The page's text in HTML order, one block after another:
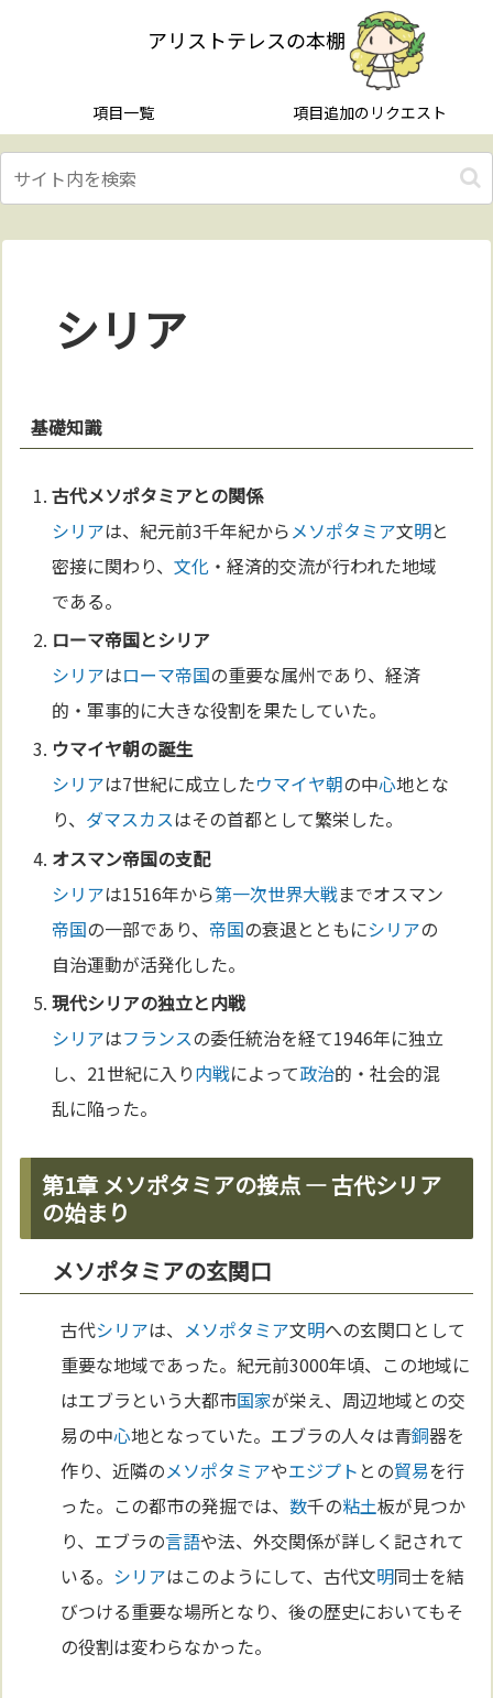
アリストテレスの本棚
項目一覧 項目追加のリクエスト
シリア
基礎知識
古代メソポタミアとの関係
シリアは、紀元前3千年紀からメソポタミア文明と
密接に関わり、文化 ・経済的交流が行われた地域
である。
ローマ帝国とシリア
シリアはローマ帝国の重要な属州であり、経済
的・軍事的に大きな役割を果たしていた。
ウマイヤ朝の誕生
シリアは7世紀に成立したウマイヤ朝の中心地とな
り、 ダマスカスはその首都として繁栄した。
オスマン帝国の支配
シリアは1516年から第一次世界大戦までオスマン
帝国の一部であり、 帝国の衰退とともにシリアの
自治運動が活発化した。
現代シリアの独立と内戦
シリアはフランスの委任統治を経て1946年に独立
し、21世紀に入り内戦によって政治的・社会的混
乱に陥った。
第1章 メソポタミアの接点 ― 古代シリア
の始まり
メソポタミアの玄関口
古代シリアは、 メソポタミア文明への玄関口として
重要な地域であった。紀元前3000年頃、この地域に
はエブラという大都市国家が栄え、周辺地域との交
易の中心地となっていた。エブラの人々は青銅器を
作り、近隣のメソポタミアやエジプト との貿易を行
った。この都市の発掘では、数千の粘土板が見つか
り、エブラの言語や法、外交関係が詳しく記されて
いる。 シリアはこのようにして、古代文明同士を結
びつける重要な場所となり、後の歴史においてもそ
の役割は変わらなかった。